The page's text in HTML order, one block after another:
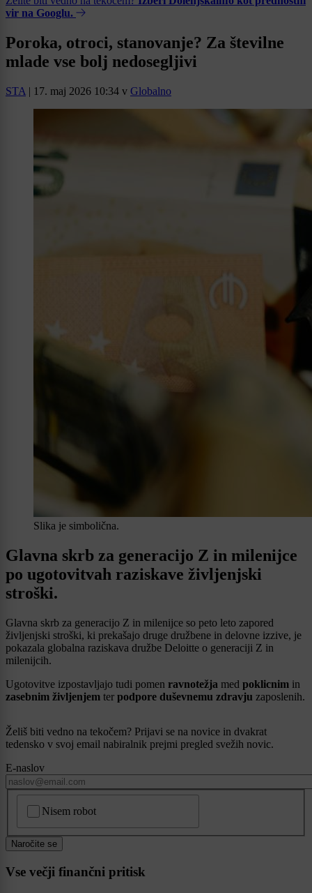
vir na Googlu.
Poroka, otroci, stanovanje? Za številne
mlade vse bolj nedosegljivi
STA | 17. maj 2026 10:34 v Globalno
Slika je simbolična.
Glavna skrb za generacijo Z in milenijce
po ugotovitvah raziskave življenjski
stroški.
Glavna skrb za generacijo Z in milenijce so peto leto zapored
življenjski stroški, ki prekašajo druge družbene in delovne izzive, je
pokazala globalna raziskava družbe Deloitte o generaciji Z in
milenijcih.
Ugotovitve izpostavljajo tudi pomen ravnotežja med poklicnim in
zasebnim življenjem ter podpore duševnemu zdravju zaposlenih.
Želiš biti vedno na tekočem? Prijavi se na novice in dvakrat
tedensko v svoj email nabiralnik prejmi pregled svežih novic.
E-naslov
Nisem robot
Naročite se
Vse večji finančni pritisk